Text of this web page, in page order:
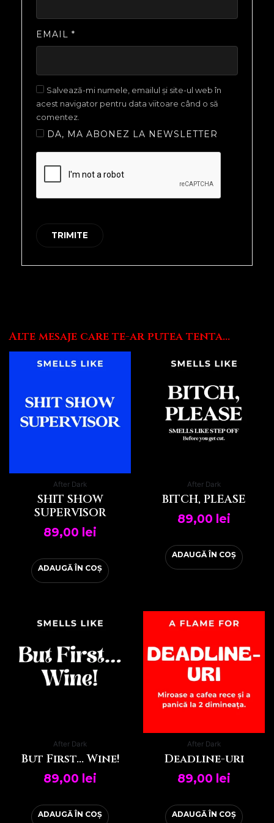
EMAIL *
Salvează-mi numele, emailul și site-ul web în
acest navigator pentru data viitoare când o să
comentez.
DA, MA ABONEZ LA NEWSLETTER
Alte mesaje care te-ar putea tenta...
After Dark
SHIT SHOW
SUPERVISOR
89,00 lei
ADAUGĂ ÎN COȘ
After Dark
BITCH, PLEASE
89,00 lei
ADAUGĂ ÎN COȘ
After Dark
But First… Wine!
89,00 lei
ADAUGĂ ÎN COȘ
After Dark
Deadline-uri
89,00 lei
ADAUGĂ ÎN COȘ